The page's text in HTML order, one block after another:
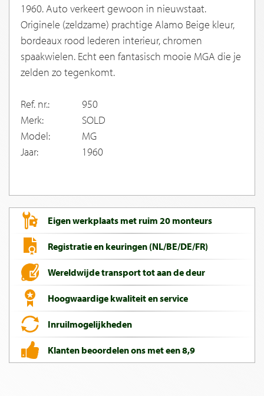
1960. Auto verkeert gewoon in nieuwstaat.
Originele (zeldzame) prachtige Alamo Beige kleur,
bordeaux rood lederen interieur, chromen
spaakwielen. Echt een fantasisch mooie MGA die je
zelden zo tegenkomt.
Ref. nr.:
950
Merk:
SOLD
Model:
MG
Jaar:
1960
Eigen werkplaats met ruim 20 monteurs
Registratie en keuringen (NL/BE/DE/FR)
Wereldwijde transport tot aan de deur
Hoogwaardige kwaliteit en service
Inruilmogelijkheden
Klanten beoordelen ons met een 8,9